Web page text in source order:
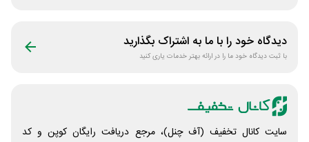
دیدگاه خود را با ما به اشتراک بگذارید
با ثبت دیدگاه خود ما را در ارائه بهتر خدمات یاری کنید
سایت کانال تخفیف (آف چنل)، مرجع دریافت رایگان کوپن و کد